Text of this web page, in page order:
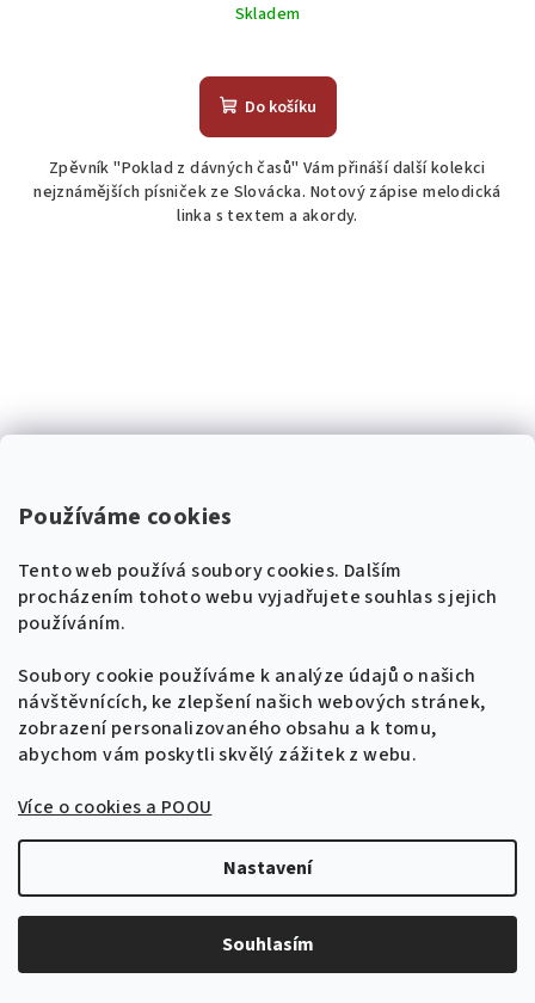
Používáme cookies
Tento web používá soubory cookies. Dalším
procházením tohoto webu vyjadřujete souhlas s jejich
používáním.
Soubory cookie používáme k analýze údajů o našich
návštěvnících, ke zlepšení našich webových stránek,
zobrazení personalizovaného obsahu a k tomu,
abychom vám poskytli skvělý zážitek z webu.
Více o cookies a POOU
Nastavení
Souhlasím
Skladem
hodnocení
produktu
z
5
hvězdiček.
Do košíku
Zpěvník "Poklad z dávných časů" Vám přináší další kolekci
nejznámějších písniček ze Slovácka. Notový zápise melodická
linka s textem a akordy.
100 písniček - Stále zelené - písničky ze Slovácka
169 Kč
Průměrné
hodnocení
je
2,0
Do košíku
Zpěvník "Stále zelené" Vám přináší kolekci nejznámějších
písniček ze Slovácka. Notový zápis písniček je v úpravě
KÓD:
🎸 Naladíme tě na nové zpěvníky!
Získej tipy, novinky a 10 % slevuna první
objednávku.
Přihlásit se k odběru
Zásady zpracování osobních údajů